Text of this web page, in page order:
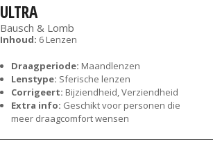
NIEUWE KLANT
MELD JE AAN
ULTRA
Bausch & Lomb
Inhoud: 6 Lenzen
Draagperiode: Maandlenzen
Lenstype: Sferische lenzen
Corrigeert: Bijziendheid, Verziendheid
Extra info: Geschikt voor personen die
meer draagcomfort wensen